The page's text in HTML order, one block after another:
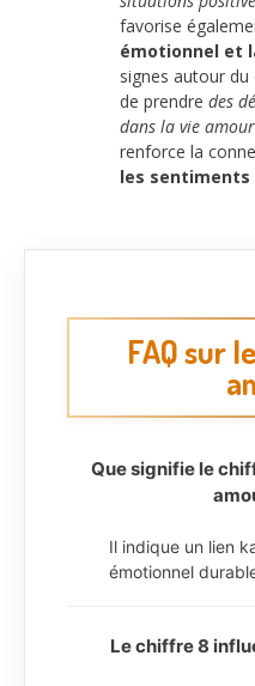
favorise
émotionnel et
signes autour
de prendre des
dans la vie
renforce la
les sentiments
FAQ sur
Que signifie le
Il indique un lien
émotionnel
Le chiffre 8